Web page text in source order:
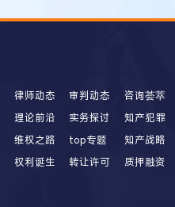
律师动态 审判动态
咨询荟萃
理论前沿 实务探讨
知产犯罪
维权之路 top专题
知产战略
权利诞生 转让许可
质押融资